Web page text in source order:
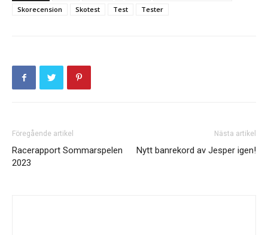
Skorecension
Skotest Test Tester
Föregående artikel
Racerapport Sommarspelen
2023
Nästa artikel
Nytt banrekord av Jesper igen!